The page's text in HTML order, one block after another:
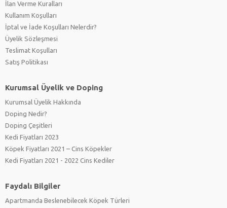
İlan Verme Kuralları
Kullanım Koşulları
İptal ve İade Koşulları Nelerdir?
Üyelik Sözleşmesi
Teslimat Koşulları
Satış Politikası
Kurumsal Üyelik ve Doping
Kurumsal Üyelik Hakkında
Doping Nedir?
Doping Çeşitleri
Kedi Fiyatları 2023
Köpek Fiyatları 2021 – Cins Köpekler
Kedi Fiyatları 2021 - 2022 Cins Kediler
Faydalı Bilgiler
Apartmanda Beslenebilecek Köpek Türleri